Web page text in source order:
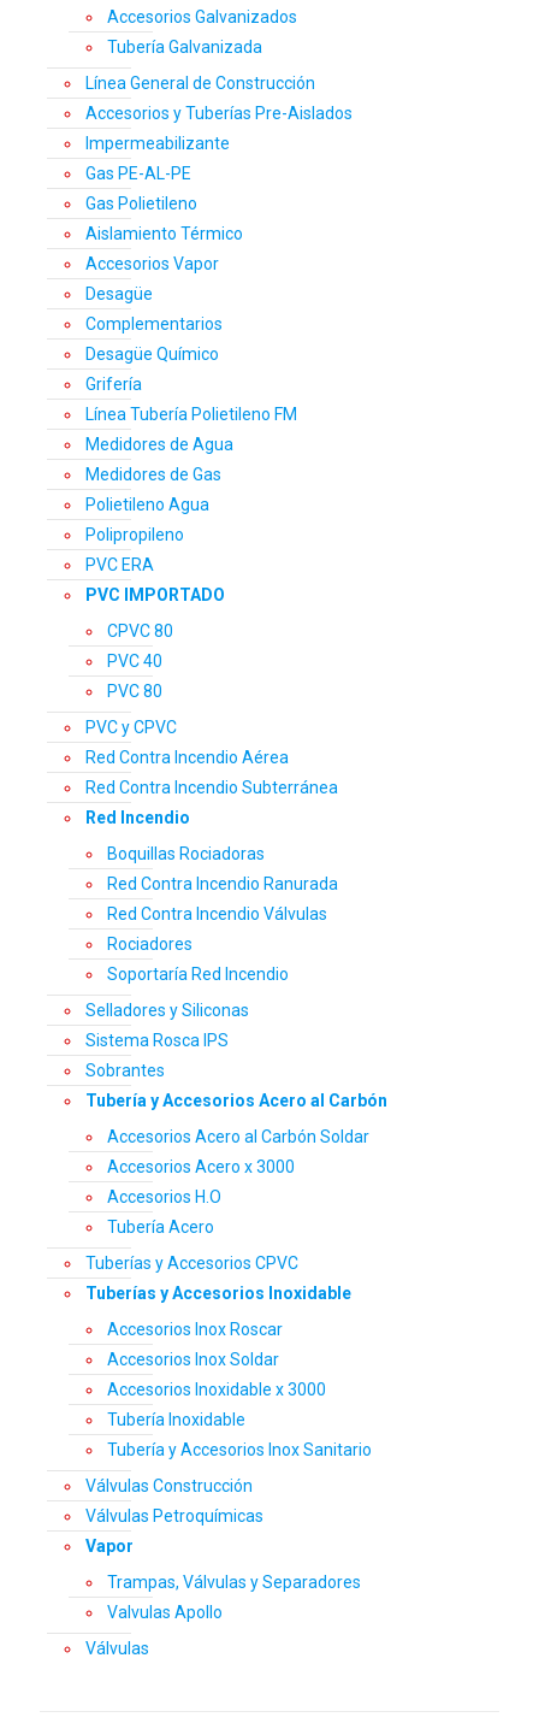
Accesorios Galvanizados
Tubería Galvanizada
Línea General de Construcción
Accesorios y Tuberías Pre-Aislados
Impermeabilizante
Gas PE-AL-PE
Gas Polietileno
Aislamiento Térmico
Accesorios Vapor
Desagüe
Complementarios
Desagüe Químico
Grifería
Línea Tubería Polietileno FM
Medidores de Agua
Medidores de Gas
Polietileno Agua
Polipropileno
PVC ERA
PVC IMPORTADO
CPVC 80
PVC 40
PVC 80
PVC y CPVC
Red Contra Incendio Aérea
Red Contra Incendio Subterránea
Red Incendio
Boquillas Rociadoras
Red Contra Incendio Ranurada
Red Contra Incendio Válvulas
Rociadores
Soportaría Red Incendio
Selladores y Siliconas
Sistema Rosca IPS
Sobrantes
Tubería y Accesorios Acero al Carbón
Accesorios Acero al Carbón Soldar
Accesorios Acero x 3000
Accesorios H.O
Tubería Acero
Tuberías y Accesorios CPVC
Tuberías y Accesorios Inoxidable
Accesorios Inox Roscar
Accesorios Inox Soldar
Accesorios Inoxidable x 3000
Tubería Inoxidable
Tubería y Accesorios Inox Sanitario
Válvulas Construcción
Válvulas Petroquímicas
Vapor
Trampas, Válvulas y Separadores
Valvulas Apollo
Válvulas